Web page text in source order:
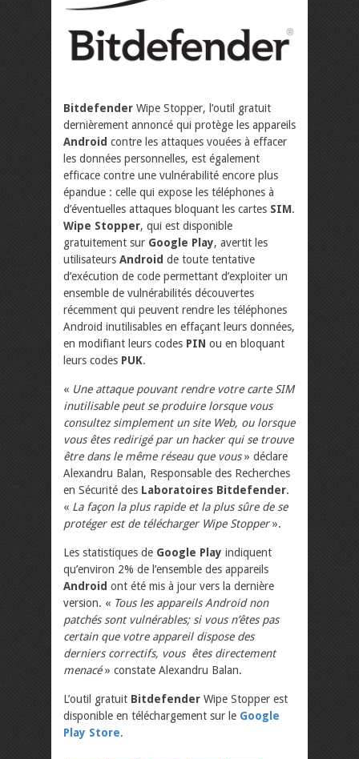
Bitdefender Wipe Stopper, l’outil gratuit
dernièrement annoncé qui protège les appareils
Android contre les attaques vouées à effacer
les données personnelles, est également
efficace contre une vulnérabilité encore plus
épandue : celle qui expose les téléphones à
d’éventuelles attaques bloquant les cartes SIM.
Wipe Stopper, qui est disponible
gratuitement sur Google Play, avertit les
utilisateurs Android de toute tentative
d’exécution de code permettant d’exploiter un
ensemble de vulnérabilités découvertes
récemment qui peuvent rendre les téléphones
Android inutilisables en effaçant leurs données,
en modifiant leurs codes PIN ou en bloquant
leurs codes PUK.
« Une attaque pouvant rendre votre carte SIM
inutilisable peut se produire lorsque vous
consultez simplement un site Web, ou lorsque
vous êtes redirigé par un hacker qui se trouve
être dans le même réseau que vous» déclare
Alexandru Balan, Responsable des Recherches
en Sécurité des Laboratoires Bitdefender.
« La façon la plus rapide et la plus sûre de se
protéger est de télécharger Wipe Stopper».
Les statistiques de Google Play indiquent
qu’environ 2% de l’ensemble des appareils
Android ont été mis à jour vers la dernière
version. « Tous les appareils Android non
patchés sont vulnérables; si vous n’êtes pas
certain que votre appareil dispose des
derniers correctifs, vous êtes directement
menacé» constate Alexandru Balan.
L’outil gratuit Bitdefender Wipe Stopper est
disponible en téléchargement sur le Google
Play Store.